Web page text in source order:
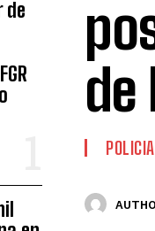
de
de
POLICIA